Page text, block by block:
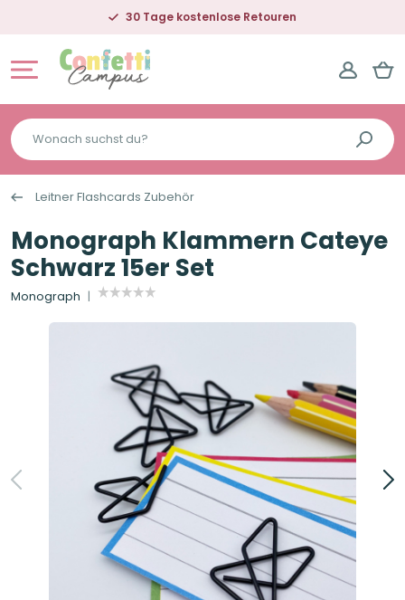
30 Tage kostenlose Retouren
Wonach
suchst
du?
Leitner Flashcards Zubehör
Monograph Klammern Cateye
Schwarz 15er Set
Monograph